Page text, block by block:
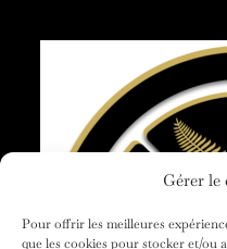
Gérer le
Pour offrir les meilleures
que les cookies pour stocker et/ou